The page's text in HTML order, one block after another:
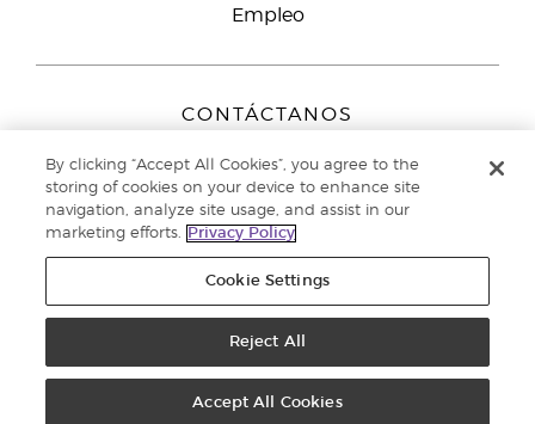
Empleo
CONTÁCTANOS
Peizerweg 97
9727 AJ Groningen
Netherlands
Servicio de atención:900-812976
reservados. |Política de privacidad
By clicking “Accept All Cookies”, you agree to the
storing of cookies on your device to enhance site
navigation, analyze site usage, and assist in our
marketing efforts.
Privacy Policy
Cookie Settings
Reject All
Accept All Cookies